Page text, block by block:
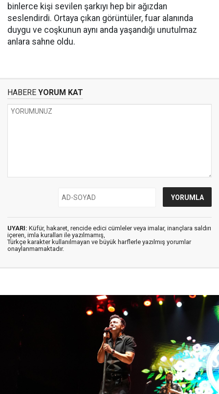
binlerce kişi sevilen şarkıyı hep bir ağızdan
seslendirdi. Ortaya çıkan görüntüler, fuar alanında
duygu ve coşkunun aynı anda yaşandığı unutulmaz
anlara sahne oldu.
HABERE YORUM KAT
UYARI: Küfür, hakaret, rencide edici cümleler veya imalar, inançlara saldırı
içeren, imla kuralları ile yazılmamış,
Türkçe karakter kullanılmayan ve büyük harflerle yazılmış yorumlar
onaylanmamaktadır.